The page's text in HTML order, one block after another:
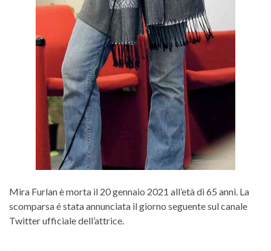
Mira Furlan è morta il 20 gennaio 2021 all’età di 65 anni. La
scomparsa é stata annunciata il giorno seguente sul canale
Twitter ufficiale dell’attrice.